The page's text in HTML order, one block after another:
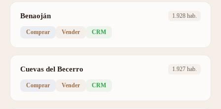
Benaoján 1.928 hab.
Comprar Vender CRM
Cuevas del Becerro 1.927 hab.
Comprar Vender CRM